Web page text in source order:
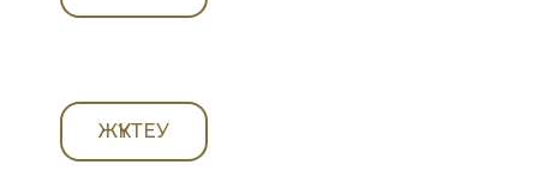
ЖҮКТЕУ